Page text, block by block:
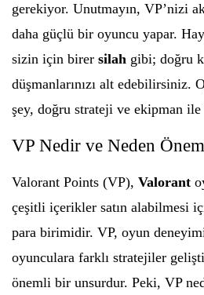
gerekiyor. Unutmayın, VP’nizi
daha güçlü bir oyuncu yapar.
sizin için birer silah gibi; doğru
düşmanlarınızı alt edebilirsiniz.
şey, doğru strateji ve ekipman ile
VP Nedir ve Neden
Valorant Points (VP), Valorant
çeşitli içerikler satın alabilmesi
para birimidir. VP, oyun
oyunculara farklı stratejiler
önemli bir unsurdur. Peki, VP